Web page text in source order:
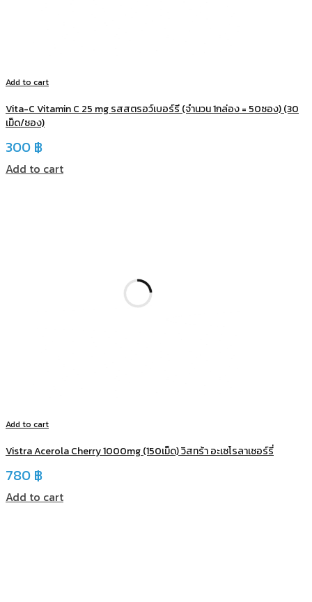
Add to cart
Vita-C Vitamin C 25 mg รสสตรอว์เบอร์รี (จำนวน 1กล่อง = 50ซอง) (30
เม็ด/ซอง)
300 ฿
Add to cart
Add to cart
Vistra Acerola Cherry 1000mg (150เม็ด) วิสทร้า อะเซโรลาเชอร์รี่
780 ฿
Add to cart